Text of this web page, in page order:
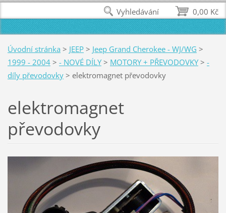
Úvodní stránka > JEEP > Jeep Grand Cherokee - WJ/WG >
1999 - 2004 > - NOVÉ DÍLY > MOTORY + PŘEVODOVKY > -
díly převodovky > elektromagnet převodovky
elektromagnet
převodovky
0,00 Kč
Vyhledávání